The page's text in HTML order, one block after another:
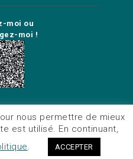
moi ou
moi !
- Tous droits réservés /
nous permettre de mieux
est utilisé. En continuant,
. ACCEPTER